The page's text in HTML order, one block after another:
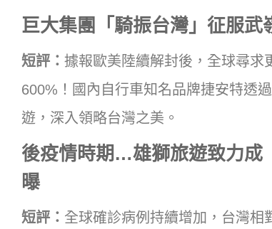
巨大集團「騎振台灣」征服
短評： 據報歐美陸續解封後，全球尋求
600%！國內自行車知名品牌捷安特透
遊，深入領略台灣之美。
後疫情時期…雄獅旅遊致力成
曝
短評： 全球確診病例持續增加，台灣相